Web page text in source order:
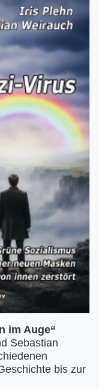
im Auge“
Sebastian
bis zur